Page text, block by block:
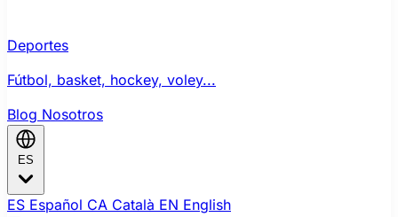
Deportes
Fútbol, basket, hockey, voley...
Blog Nosotros
ES
ES Español CA Català EN English